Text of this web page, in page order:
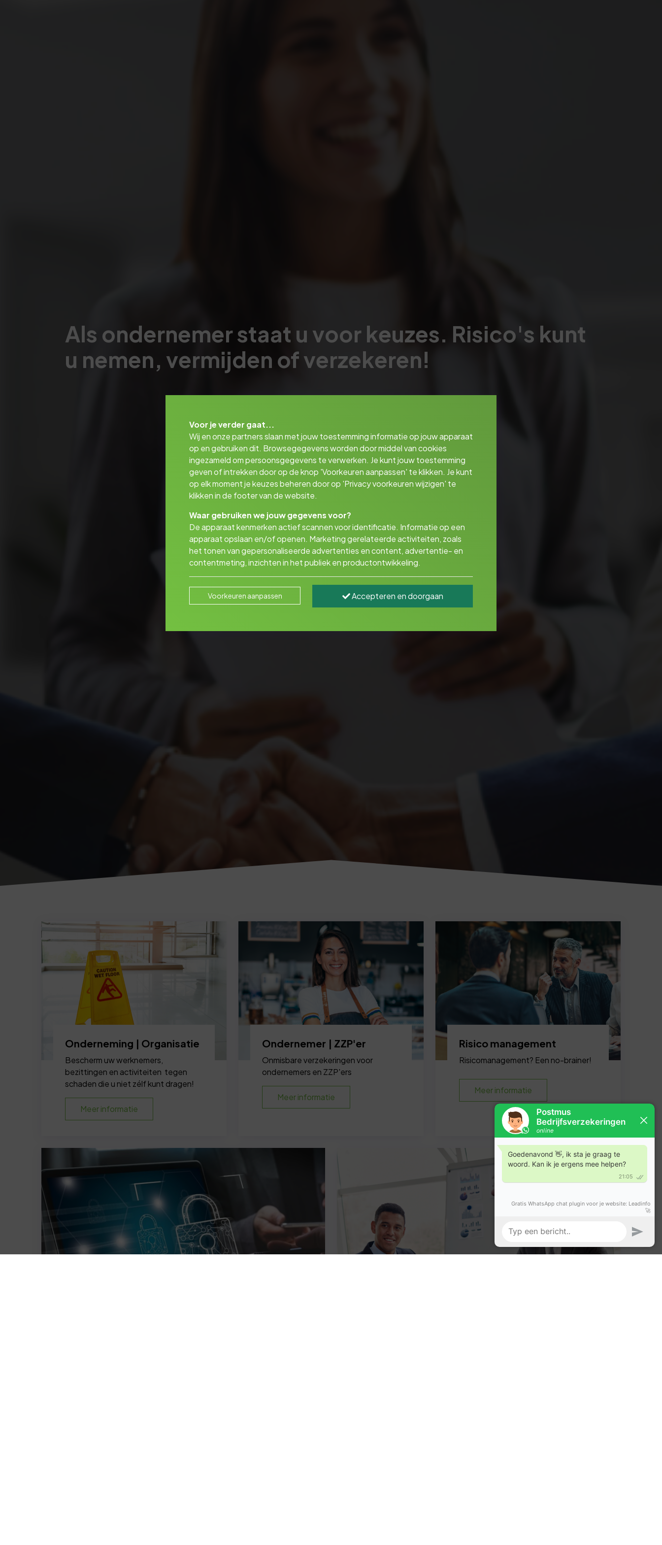
Als ondernemer staat u voor keuzes. Risico's kunt
u nemen, vermijden of verzekeren!
Onderneming | Organisatie
Bescherm uw werknemers,
bezittingen en activiteiten tegen
schaden die u niet zélf kunt dragen!
Meer informatie
Ondernemer | ZZP'er
Onmisbare verzekeringen voor
ondernemers en ZZP'ers
Meer informatie
Risico management
Risicomanagement? Een no-brainer!
Meer informatie
Voor je verder gaat...
Wij en onze partners slaan met jouw toestemming informatie op jouw apparaat
op en gebruiken dit. Browsegegevens worden door middel van cookies
ingezameld om persoonsgegevens te verwerken. Je kunt jouw toestemming
geven of intrekken door op de knop 'Voorkeuren aanpassen' te klikken. Je kunt
op elk moment je keuzes beheren door op 'Privacy voorkeuren wijzigen' te
klikken in de footer van de website.
Waar gebruiken we jouw gegevens voor?
De apparaat kenmerken actief scannen voor identificatie. Informatie op een
apparaat opslaan en/of openen. Marketing gerelateerde activiteiten, zoals
het tonen van gepersonaliseerde advertenties en content, advertentie- en
contentmeting, inzichten in het publiek en productontwikkeling.
Voorkeuren aanpassen Accepteren en doorgaan